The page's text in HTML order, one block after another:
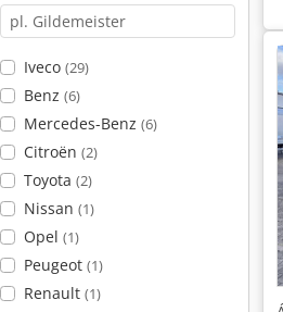
Iveco (29)
Benz (6)
Mercedes-Benz (6)
Citroën (2)
Toyota (2)
Nissan (1)
Opel (1)
Peugeot (1)
Renault (1)